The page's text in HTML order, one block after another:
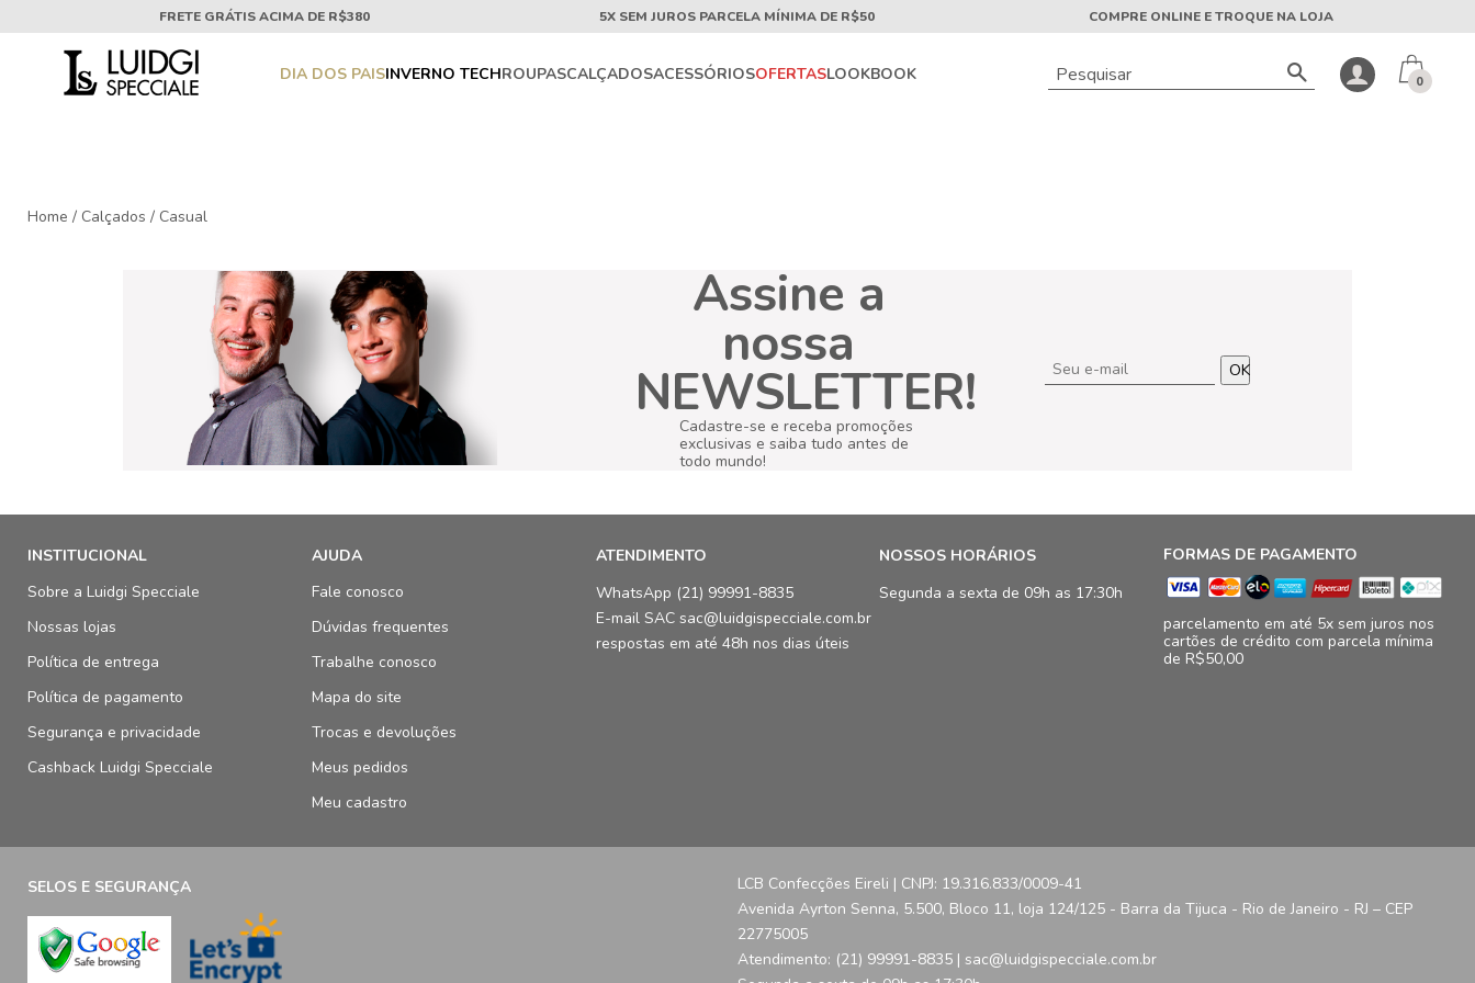
FRETE GRÁTIS ACIMA DE R$380 5X SEM JUROS PARCELA MÍNIMA DE R$50 COMPRE ONLINE E TROQUE NA LOJA
DIA DOS PAISINVERNO TECHROUPASCALÇADOSACESSÓRIOSOFERTASLOOKBOOK 0
Home / Calçados / Casual
Assine a
nossa
NEWSLETTER!
Cadastre-se e receba promoções
exclusivas e saiba tudo antes de
todo mundo!
OK
INSTITUCIONAL
Sobre a Luidgi Specciale
Nossas lojas
Política de entrega
Política de pagamento
Segurança e privacidade
Cashback Luidgi Specciale
AJUDA
Fale conosco
Dúvidas frequentes
Trabalhe conosco
Mapa do site
Trocas e devoluções
Meus pedidos
Meu cadastro
ATENDIMENTO
WhatsApp (21) 99991-8835
E-mail SAC sac@luidgispecciale.com.br
respostas em até 48h nos dias úteis
NOSSOS HORÁRIOS
Segunda a sexta de 09h as 17:30h
FORMAS DE PAGAMENTO
parcelamento em até 5x sem juros nos
cartões de crédito com parcela mínima
de R$50,00
SELOS E SEGURANÇA
LCB Confecções Eireli | CNPJ: 19.316.833/0009-41
Avenida Ayrton Senna, 5.500, Bloco 11, loja 124/125 - Barra da Tijuca - Rio de Janeiro - RJ – CEP
22775005
Atendimento: (21) 99991-8835 | sac@luidgispecciale.com.br